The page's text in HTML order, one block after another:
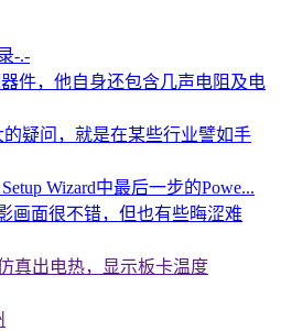
-.-
件，他自身还包含几声电阻及电
疑问，就是在某些行业譬如手
Wizard中最后一步的Powe...
画面很不错，但也有些晦涩难
真出电热，显示板卡温度